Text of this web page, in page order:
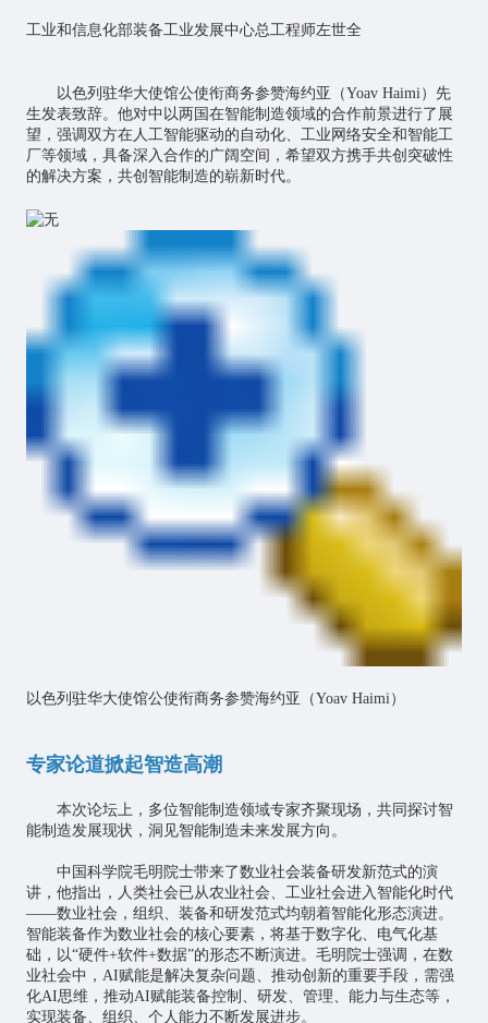
工业和信息化部装备工业发展中心总工程师左世全
以色列驻华大使馆公使衔商务参赞海约亚（Yoav Haimi）先
生发表致辞。他对中以两国在智能制造领域的合作前景进行了展
望，强调双方在人工智能驱动的自动化、工业网络安全和智能工
厂等领域，具备深入合作的广阔空间，希望双方携手共创突破性
的解决方案，共创智能制造的崭新时代。
以色列驻华大使馆公使衔商务参赞海约亚（Yoav Haimi）
专家论道掀起智造高潮
本次论坛上，多位智能制造领域专家齐聚现场，共同探讨智
能制造发展现状，洞见智能制造未来发展方向。
中国科学院毛明院士带来了数业社会装备研发新范式的演
讲，他指出，人类社会已从农业社会、工业社会进入智能化时代
——数业社会，组织、装备和研发范式均朝着智能化形态演进。
智能装备作为数业社会的核心要素，将基于数字化、电气化基
础，以“硬件+软件+数据”的形态不断演进。毛明院士强调，在数
业社会中，AI赋能是解决复杂问题、推动创新的重要手段，需强
化AI思维，推动AI赋能装备控制、研发、管理、能力与生态等，
实现装备、组织、个人能力不断发展进步。